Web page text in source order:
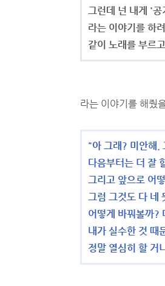
그런데 넌 내게 '공
라는 이야기를 하
같이 노래를 부르
라는 이야기를 해줬
"아 그래? 미안해.
다음부터는 더 잘
그리고 앞으로 어
그럼 그것도 다 네
어떻게 바꿔볼까?
내가 실수한 것 때
정말 열심히 할 거